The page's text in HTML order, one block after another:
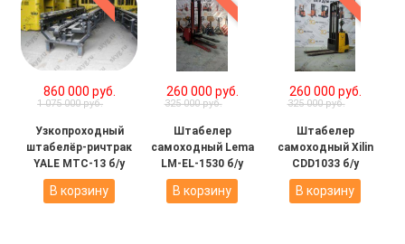
860 000 руб.
1 075 000 руб.
Узкопроходный
штабелёр-ричтрак
YALE MTC-13 б/у
В корзину
260 000 руб.
325 000 руб.
Штабелер
самоходный Lema
LM-EL-1530 б/у
В корзину
260 000 руб.
325 000 руб.
Штабелер
самоходный Xilin
CDD1033 б/у
В корзину